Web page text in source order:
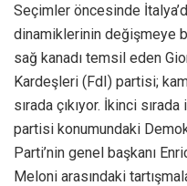
Seçimler öncesinde
dinamiklerinin değişmeye
sağ kanadı temsil eden
Kardeşleri (FdI) partisi;
sırada çıkıyor. İkinci
partisi konumundaki
Parti’nin genel başkanı
Meloni arasındaki